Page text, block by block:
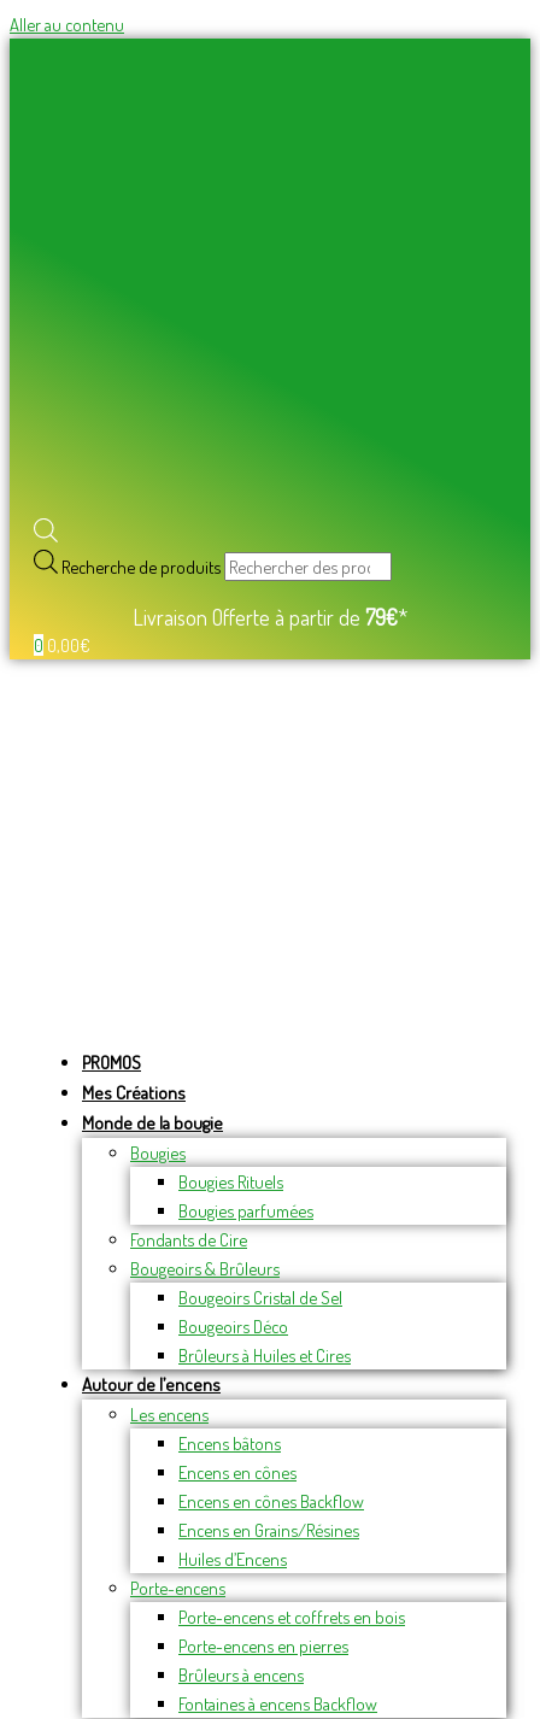
Aller au contenu
Recherche de produits
Livraison Offerte à partir de 79€*
0 0,00€
PROMOS
Mes Créations
Monde de la bougie
Bougies
Bougies Rituels
Bougies parfumées
Fondants de Cire
Bougeoirs & Brûleurs
Bougeoirs Cristal de Sel
Bougeoirs Déco
Brûleurs à Huiles et Cires
Autour de l’encens
Les encens
Encens bâtons
Encens en cônes
Encens en cônes Backflow
Encens en Grains/Résines
Huiles d’Encens
Porte-encens
Porte-encens et coffrets en bois
Porte-encens en pierres
Brûleurs à encens
Fontaines à encens Backflow